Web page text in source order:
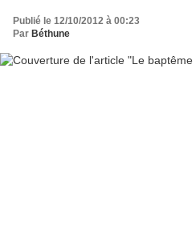
Publié le 12/10/2012 à 00:23
Par Béthune